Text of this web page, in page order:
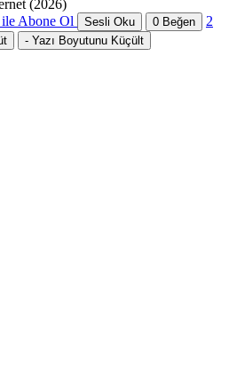
Abone Ol Sesli Oku 0 Beğen
2
- Yazı Boyutunu Küçült